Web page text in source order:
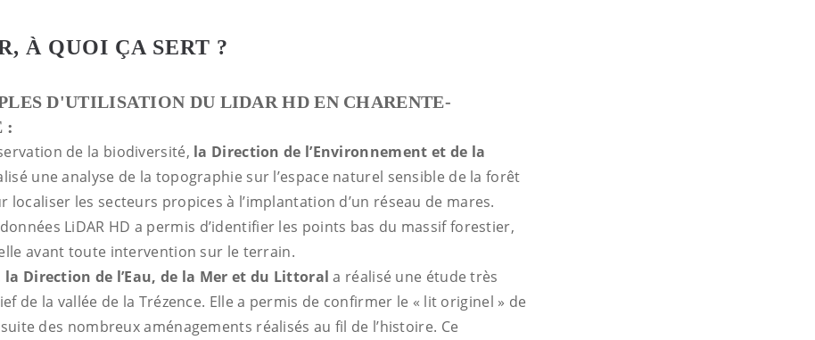
À QUOI ÇA SERT ?
D'UTILISATION DU LIDAR HD EN CHARENTE-
:
de la biodiversité, la Direction de l’Environnement et de la
une analyse de la topographie sur l’espace naturel sensible de la forêt
localiser les secteurs propices à l’implantation d’un réseau de mares.
données LiDAR HD a permis d’identifier les points bas du massif forestier,
avant toute intervention sur le terrain.
la Direction de l’Eau, de la Mer et du Littorala réalisé une étude très
de la vallée de la Trézence. Elle a permis de confirmer le « lit originel » de
des nombreux aménagements réalisés au fil de l’histoire. Ce